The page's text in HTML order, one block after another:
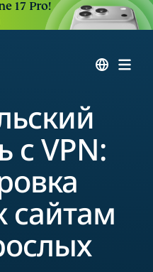
17 Pro!
с VPN:
сайтам